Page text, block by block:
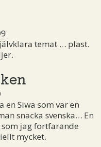
temat … plast.
en Siwa som var en
snacka svenska… En
jag fortfarande
mycket.